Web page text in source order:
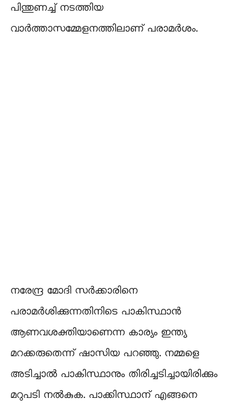
പിന്തുണച്ച് നടത്തിയ
വാര്‍ത്താസമ്മേളനത്തിലാണ് പരാമര്‍ശം.
നരേന്ദ്ര മോദി സര്‍ക്കാരിനെ
പരാമര്‍ശിക്കുന്നതിനിടെ പാകിസ്ഥാന്‍
ആണവശക്തിയാണെന്ന കാര്യം ഇന്ത്യ
മറക്കരുതെന്ന് ഷാസിയ പറഞ്ഞു. നമ്മളെ
അടിച്ചാല്‍ പാകിസ്ഥാനും തിരിച്ചടിച്ചായിരിക്കും
മറുപടി നല്‍കുക. പാക്കിസ്ഥാന് എങ്ങനെ